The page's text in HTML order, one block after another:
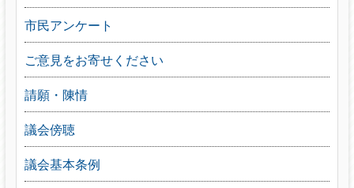
市民アンケート
ご意見をお寄せください
請願・陳情
議会傍聴
議会基本条例